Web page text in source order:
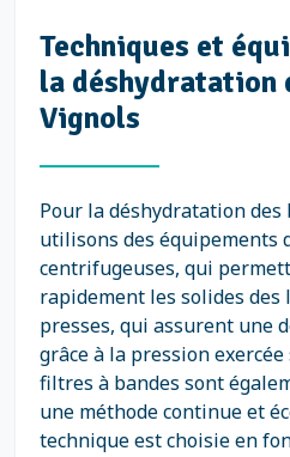
Techniques et
la déshydratation
Vignols
Pour la déshydratation des
utilisons des équipements
centrifugeuses, qui
rapidement les solides
presses, qui assurent une
grâce à la pression
filtres à bandes sont
une méthode continue et
technique est choisie en